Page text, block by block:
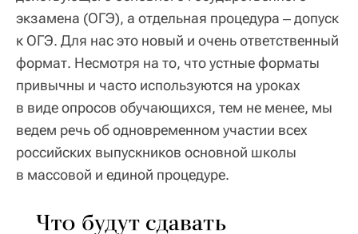
экзамена (ОГЭ), а отдельная процедура ‒ допуск
к ОГЭ. Для нас это новый и очень ответственный
формат. Несмотря на то, что устные форматы
привычны и часто используются на уроках
в виде опросов обучающихся, тем не менее, мы
ведем речь об одновременном участии всех
российских выпускников основной школы
в массовой и единой процедуре.